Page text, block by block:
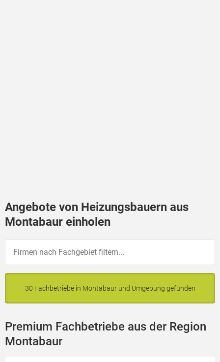
Angebote von Heizungsbauern aus
Montabaur einholen
30 Fachbetriebe in Montabaur und Umgebung gefunden
Premium Fachbetriebe aus der Region
Montabaur